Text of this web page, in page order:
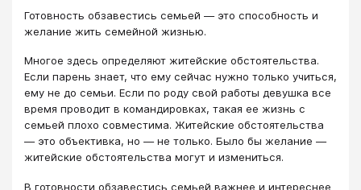
Готовность обзавестись семьей — это способность и
желание жить семейной жизнью.
Многое здесь определяют житейские обстоятельства.
Если парень знает, что ему сейчас нужно только учиться,
ему не до семьи. Если по роду свой работы девушка все
время проводит в командировках, такая ее жизнь с
семьей плохо совместима. Житейские обстоятельства
— это объективка, но — не только. Было бы желание —
житейские обстоятельства могут и измениться.
В готовности обзавестись семьей важнее и интереснее